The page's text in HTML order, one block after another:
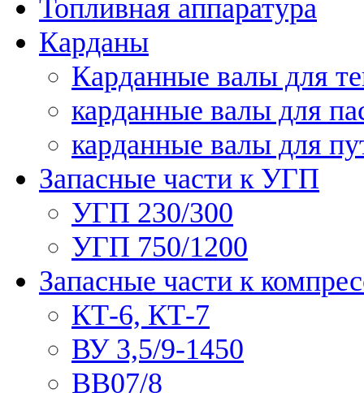
Топливная аппаратура
Карданы
Карданные валы для
карданные валы для
карданные валы для
Запасные части к УГП
УГП 230/300
УГП 750/1200
Запасные части к
КТ-6, КТ-7
ВУ 3,5/9-1450
ВВ07/8